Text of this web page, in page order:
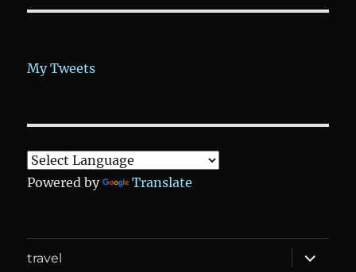
My Tweets
Powered by Translate
travel
expand
child